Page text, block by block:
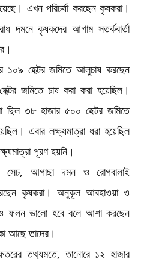
এখন পরিচর্যা করছেন কৃষকরা।
দমনে কৃষকদের আগাম সতর্কবার্তা
১০৯ হেক্টর জমিতে আলুচাষ করছেন
জমিতে চাষ করা করা হয়েছিল।
ছিল ৩৮ হাজার ৫০০ হেক্টর জমিতে
এবার লক্ষ্যমাত্রা ধরা হয়েছিল
পূরণ হয়নি।
সেচ, আগাছা দমন ও রোগবালাই
কৃষকরা। অনুকূল আবহাওয়া ও
ফলন ভালো হবে বলে আশা করছেন
আছে তাদের।
তথ্যমতে, তানোরে ১২ হাজার